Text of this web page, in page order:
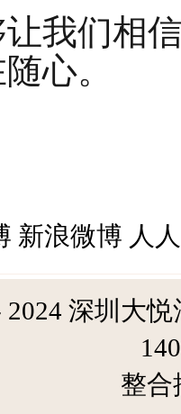
我们相
心。
新浪微博 人
深圳大
整